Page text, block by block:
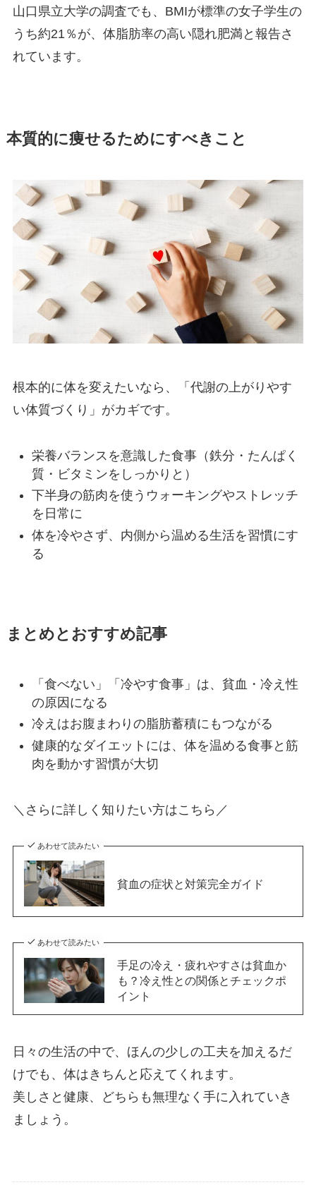
山口県立大学の調査でも、BMIが標準の女子学生の
うち約21％が、体脂肪率の高い隠れ肥満と報告さ
れています。
本質的に痩せるためにすべきこと
根本的に体を変えたいなら、「代謝の上がりやす
い体質づくり」がカギです。
栄養バランスを意識した食事（鉄分・たんぱく
質・ビタミンをしっかりと）
下半身の筋肉を使うウォーキングやストレッチ
を日常に
体を冷やさず、内側から温める生活を習慣にす
る
まとめとおすすめ記事
「食べない」「冷やす食事」は、貧血・冷え性
の原因になる
冷えはお腹まわりの脂肪蓄積にもつながる
健康的なダイエットには、体を温める食事と筋
肉を動かす習慣が大切
＼さらに詳しく知りたい方はこちら／
あわせて読みたい
貧血の症状と対策完全ガイド
あわせて読みたい
手足の冷え・疲れやすさは貧血か
も？冷え性との関係とチェックポ
イント
日々の生活の中で、ほんの少しの工夫を加えるだ
けでも、体はきちんと応えてくれます。
美しさと健康、どちらも無理なく手に入れていき
ましょう。